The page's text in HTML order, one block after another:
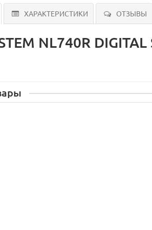
ХАРАКТЕРИСТИКИ ОТЗЫВЫ
NL740R DIGITAL